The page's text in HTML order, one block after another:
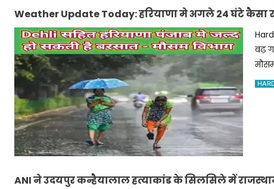
Weather Update Today: हरियाणा मे अगले 24 घंटे कैसा
बढ़
ANI ने उदयपुर कन्हैयालाल हत्याकांड के सिलसिले में